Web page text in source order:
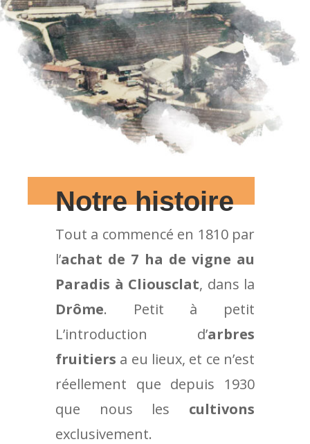
Notre histoire
Tout a commencé en 1810 par
l’achat de 7 ha de vigne au
Paradis à Cliousclat, dans la
Drôme. Petit à petit
L’introduction d’arbres
fruitiers a eu lieux, et ce n’est
réellement que depuis 1930
que nous les cultivons
exclusivement.